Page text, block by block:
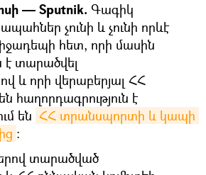
— Sputnik. Գագիկ
չունի և չունի որևէ
հետ, որի մասին
է տարածվել
և որի վերաբերյալ ՀՀ
հաղորդագրություն է
են ՀՀ տրանսպորտի և կապի
։
տարածված